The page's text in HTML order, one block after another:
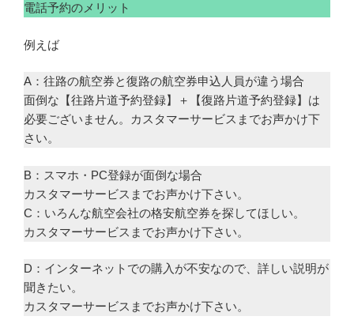
電話予約のメリット
例えば
A：往路の航空券と復路の航空券申込人員が違う場合
面倒な【往路片道予約登録】＋【復路片道予約登録】は
必要ございません。カスタマーサービスまでお声かけ下
さい。
B：スマホ・PC登録が面倒な場合
カスタマーサービスまでお声かけ下さい。
C：いろんな航空会社の格安航空券を探してほしい。
カスタマーサービスまでお声かけ下さい。
D：インターネットでの購入が不安なので、詳しい説明が
聞きたい。
カスタマーサービスまでお声かけ下さい。